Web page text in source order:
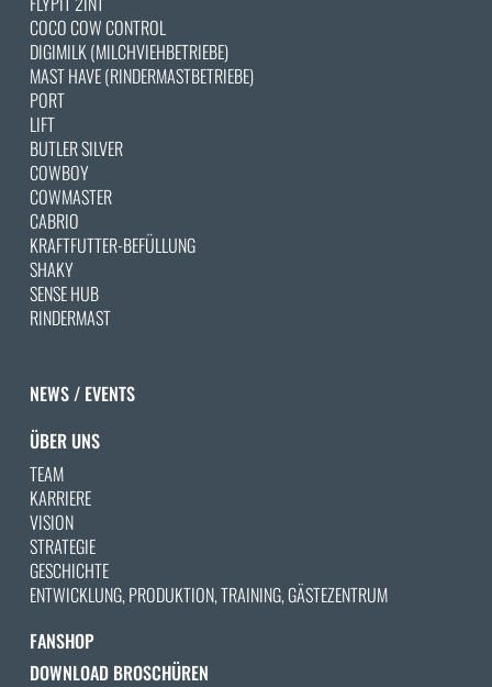
COCO COW CONTROL
DIGIMILK (MILCHVIEHBETRIEBE)
MAST HAVE (RINDERMASTBETRIEBE)
PORT
LIFT
BUTLER SILVER
COWBOY
COWMASTER
CABRIO
KRAFTFUTTER-BEFÜLLUNG
SHAKY
SENSE HUB
RINDERMAST
NEWS / EVENTS
ÜBER UNS
TEAM
KARRIERE
VISION
STRATEGIE
GESCHICHTE
ENTWICKLUNG, PRODUKTION, TRAINING, GÄSTEZENTRUM
FANSHOP
DOWNLOAD BROSCHÜREN